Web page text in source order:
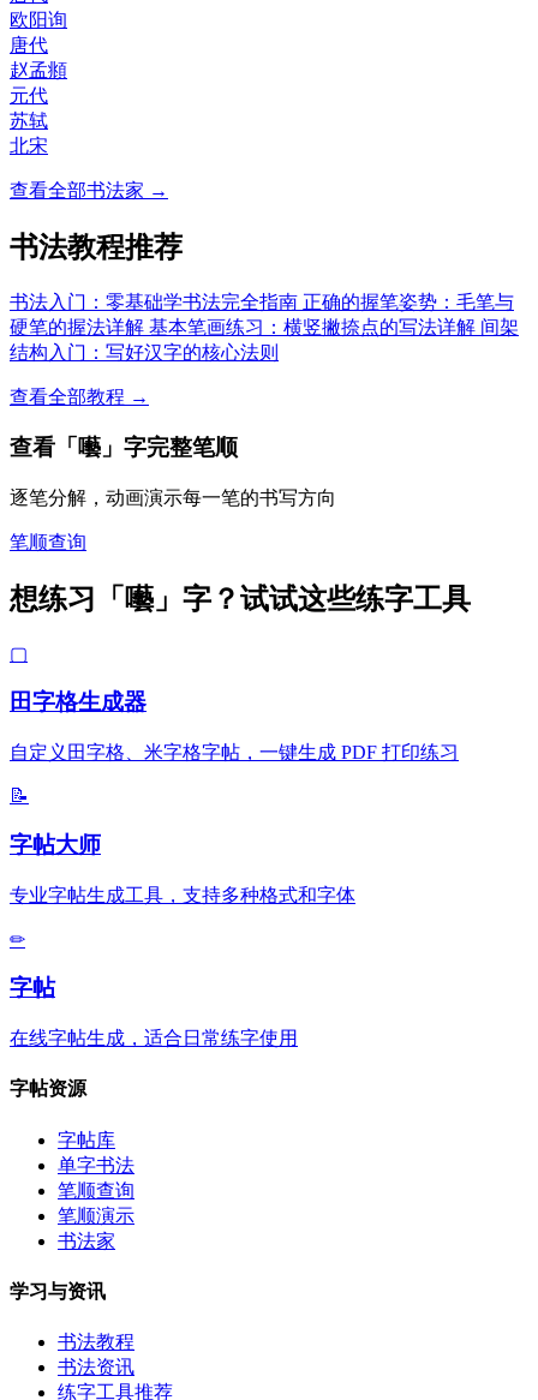
欧阳询
唐代
赵孟頫
元代
苏轼
北宋
查看全部书法家 →
书法教程推荐
书法入门：零基础学书法完全指南 正确的握笔姿势：毛笔与
硬笔的握法详解 基本笔画练习：横竖撇捺点的写法详解 间架
结构入门：写好汉字的核心法则
查看全部教程 →
查看「囈」字完整笔顺
逐笔分解，动画演示每一笔的书写方向
笔顺查询
想练习「囈」字？试试这些练字工具
▢
田字格生成器
自定义田字格、米字格字帖，一键生成 PDF 打印练习
📝
字帖大师
专业字帖生成工具，支持多种格式和字体
✏
字帖
在线字帖生成，适合日常练字使用
字帖资源
字帖库
单字书法
笔顺查询
笔顺演示
书法家
学习与资讯
书法教程
书法资讯
练字工具推荐